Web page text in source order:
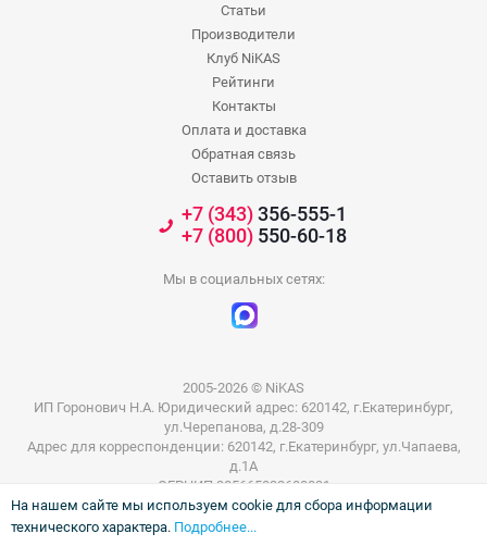
Статьи
Производители
Клуб NiKAS
Рейтинги
Контакты
Оплата и доставка
Обратная связь
Оставить отзыв
+7 (343)356-555-1
+7 (800)550-60-18
Мы в социальных сетях:
2005-2026 © NiKAS
ИП Горонович Н.А. Юридический адрес: 620142, г.Екатеринбург,
ул.Черепанова, д.28-309
Адрес для корреспонденции: 620142, г.Екатеринбург, ул.Чапаева,
д.1А
ОГРНИП 305665832600031
ИНН 665801802803
На нашем сайте мы используем cookie для сбора информации
технического характера. Подробнее...